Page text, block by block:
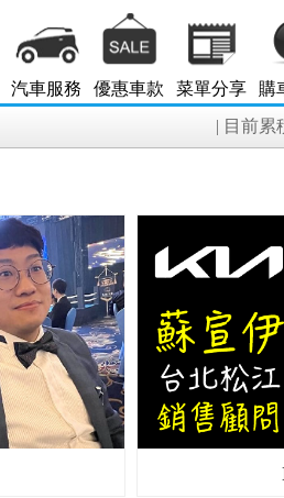
汽車服務 優惠車款 菜單分享 購
| 目前累